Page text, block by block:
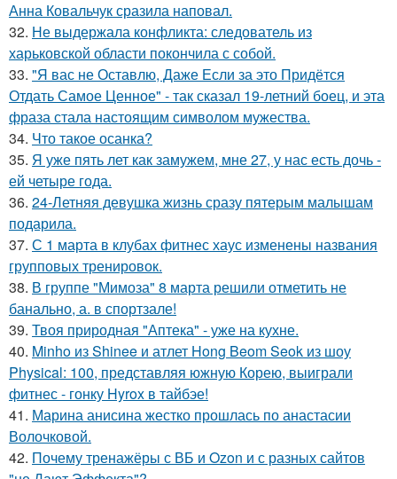
Анна Ковальчук сразила наповал.
32. Не выдержала конфликта: следователь из
харьковской области покончила с собой.
33. "Я вас не Оставлю, Даже Если за это Придётся
Отдать Самое Ценное" - так сказал 19-летний боец, и эта
фраза стала настоящим символом мужества.
34. Что такое осанка?
35. Я уже пять лет как замужем, мне 27, у нас есть дочь -
ей четыре года.
36. 24-Летняя девушка жизнь сразу пятерым малышам
подарила.
37. С 1 марта в клубах фитнес хаус изменены названия
групповых тренировок.
38. В группе "Мимоза" 8 марта решили отметить не
банально, а. в спортзале!
39. Твоя природная "Аптека" - уже на кухне.
40. Minho из Shinee и атлет Hong Beom Seok из шоу
Physical: 100, представляя южную Корею, выиграли
фитнес - гонку Hyrox в тайбэе!
41. Марина анисина жестко прошлась по анастасии
Волочковой.
42. Почему тренажёры с ВБ и Ozon и с разных сайтов